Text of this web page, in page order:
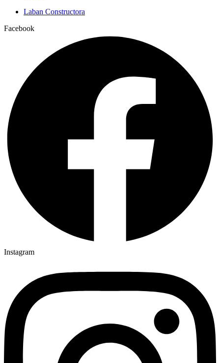
Laban Constructora
Facebook
Instagram